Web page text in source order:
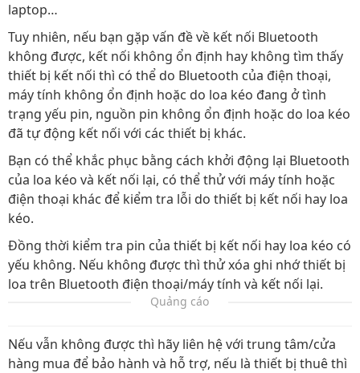
laptop…
Tuy nhiên, nếu bạn gặp vấn đề về kết nối Bluetooth
không được, kết nối không ổn định hay không tìm thấy
thiết bị kết nối thì có thể do Bluetooth của điện thoại,
máy tính không ổn định hoặc do loa kéo đang ở tình
trạng yếu pin, nguồn pin không ổn định hoặc do loa kéo
đã tự động kết nối với các thiết bị khác.
Bạn có thể khắc phục bằng cách khởi động lại Bluetooth
của loa kéo và kết nối lại, có thể thử với máy tính hoặc
điện thoại khác để kiểm tra lỗi do thiết bị kết nối hay loa
kéo.
Đồng thời kiểm tra pin của thiết bị kết nối hay loa kéo có
yếu không. Nếu không được thì thử xóa ghi nhớ thiết bị
loa trên Bluetooth điện thoại/máy tính và kết nối lại.
Quảng cáo
Nếu vẫn không được thì hãy liên hệ với trung tâm/cửa
hàng mua để bảo hành và hỗ trợ, nếu là thiết bị thuê thì